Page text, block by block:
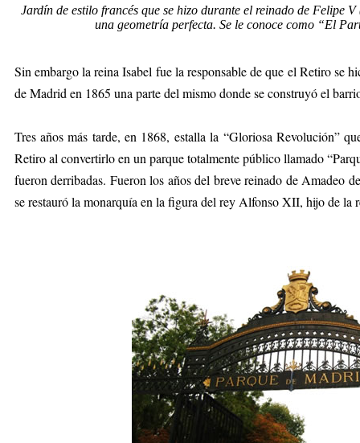
Jardín de estilo francés que se hizo durante el reinado de Felipe
una geometría perfecta. Se le conoce como “El
Sin embargo la reina Isabel fue la responsable de que el Retiro se
de Madrid en 1865 una parte del mismo donde se construyó el
Tres años más tarde, en 1868, estalla la “Gloriosa Revolución”
Retiro al convertirlo en un parque totalmente público llamado
fueron derribadas. Fueron los años del breve reinado de Amadeo
se restauró la monarquía en la figura del rey Alfonso XII, hijo de la